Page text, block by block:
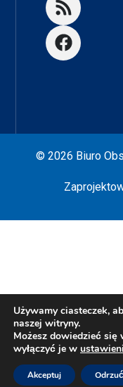
© 2026 Biuro
Używamy ciasteczek,
naszej witryny.
Możesz dowiedzieć się
wyłączyć je w
Akceptuj Odrzuć